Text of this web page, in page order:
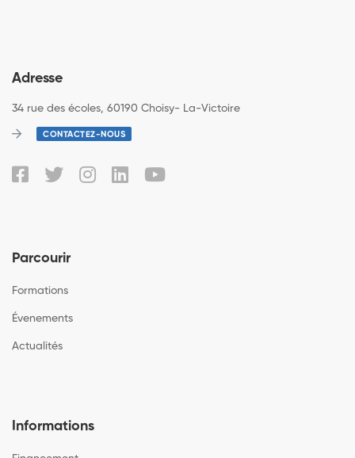
Adresse
34 rue des écoles, 60190 Choisy- La-Victoire
CONTACTEZ-NOUS
Parcourir
Formations
Évenements
Actualités
Informations